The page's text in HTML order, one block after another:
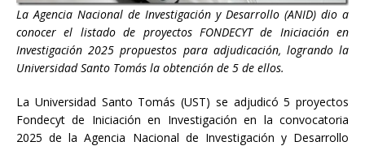
La Agencia Nacional de Investigación y Desarrollo (ANID) dio a
conocer el listado de proyectos FONDECYT de Iniciación en
Investigación 2025 propuestos para adjudicación, logrando la
Universidad Santo Tomás la obtención de 5 de ellos.
La Universidad Santo Tomás (UST) se adjudicó 5 proyectos
Fondecyt de Iniciación en Investigación en la convocatoria
2025 de la Agencia Nacional de Investigación y Desarrollo